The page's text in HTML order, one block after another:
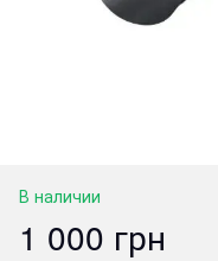
В наличии
1 000 грн